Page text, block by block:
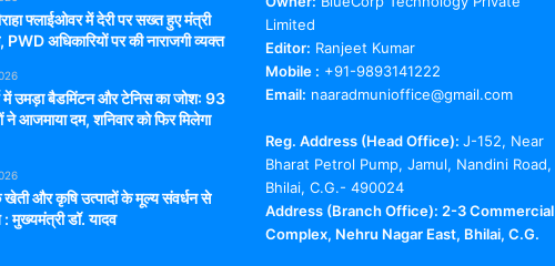
फ्लाईओवर में देरी पर सख्त हुए मंत्री
PWD अधिकारियों पर की नाराजगी व्यक्त
में उमड़ा बैडमिंटन और टेनिस का जोश: 93
ने आजमाया दम, शनिवार को फिर मिलेगा
खेती और कृषि उत्पादों के मूल्य संवर्धन से
मुख्यमंत्री डॉ. यादव
Limited
Editor: Ranjeet Kumar
Mobile : +91-9893141222
Email: naaradmunioffice@gmail.com
Reg. Address (Head Office): J-152, Near
Bharat Petrol Pump, Jamul, Nandini Road,
Bhilai, C.G.- 490024
Address (Branch Office): 2-3 Commercial
Complex, Nehru Nagar East, Bhilai, C.G.